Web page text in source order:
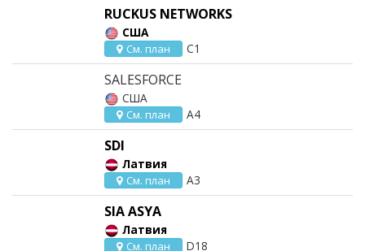
RUCKUS NETWORKS
США
См. план C1
SALESFORCE
США
См. план A4
SDI
Латвия
См. план A3
SIA ASYA
Латвия
См. план D18